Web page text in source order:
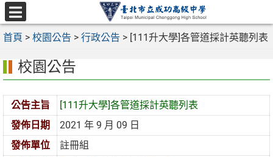
跳
至
主
容
區
選
單
首頁 > 校園公告 > 行政公告 > [111升大學]各管道採計英聽列表
校園公告
公告主旨
[111升大學]各管道採計英聽列表
發佈日期
2021 年 9 月 09 日
發佈單位
註冊組